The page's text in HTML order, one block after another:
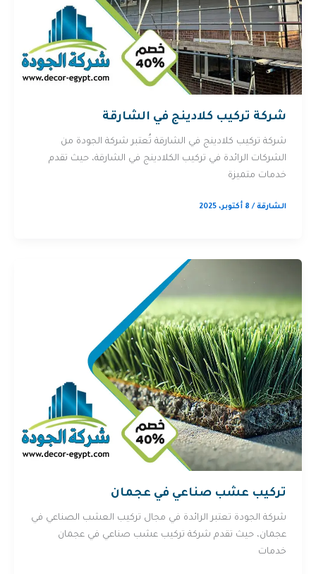
شركة تركيب كلادينج في الشارقة
شركة تركيب كلادينج في الشارقة تُعتبر شركة الجودة من
الشركات الرائدة في تركيب الكلادينج في الشارقة، حيث تقدم
خدمات متميزة
الشارقة/ 8 أكتوبر، 2025
تركيب عشب صناعي في عجمان
شركة الجودة تعتبر الرائدة في مجال تركيب العشب الصناعي في
عجمان، حيث تقدم شركة تركيب عشب صناعي في عجمان
خدمات